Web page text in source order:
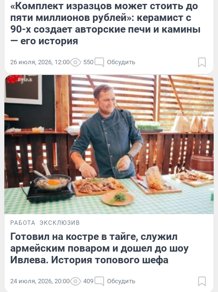
«Комплект изразцов может стоить до
пяти миллионов рублей»: керамист с
90-х создает авторские печи и камины
— его история
26 июля, 2026, 12:00 550 Обсудить
РАБОТА ЭКСКЛЮЗИВ
Готовил на костре в тайге, служил
армейским поваром и дошел до шоу
Ивлева. История топового шефа
24 июля, 2026, 20:00 409 Обсудить